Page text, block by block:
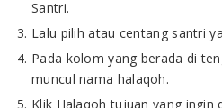
Santri.
Lalu pilih atau centang santri
Pada kolom yang berada di
muncul nama halaqoh.
Klik Halaqoh tujuan yang ingin